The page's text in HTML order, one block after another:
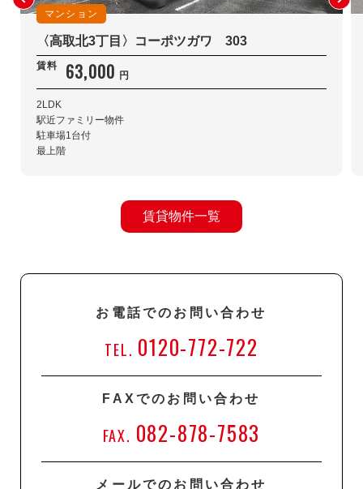
マンション
〈高取北3丁目〉コーポツガワ 303
賃料 63,000 円
2LDK
駅近ファミリー物件
駐車場1台付
最上階
賃貸物件一覧
お電話でのお問い合わせ
TEL. 0120-772-722
FAXでのお問い合わせ
FAX. 082-878-7583
メールでのお問い合わせ